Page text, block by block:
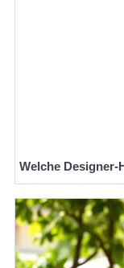
Welche Designer-